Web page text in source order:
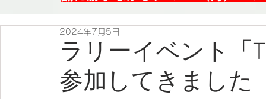
ラリーイベント「
参加してきました
2024年7月5日